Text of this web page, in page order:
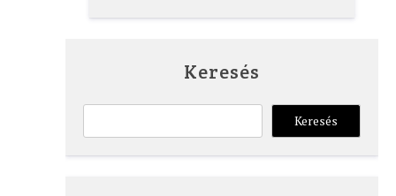
Keresés
Keresés